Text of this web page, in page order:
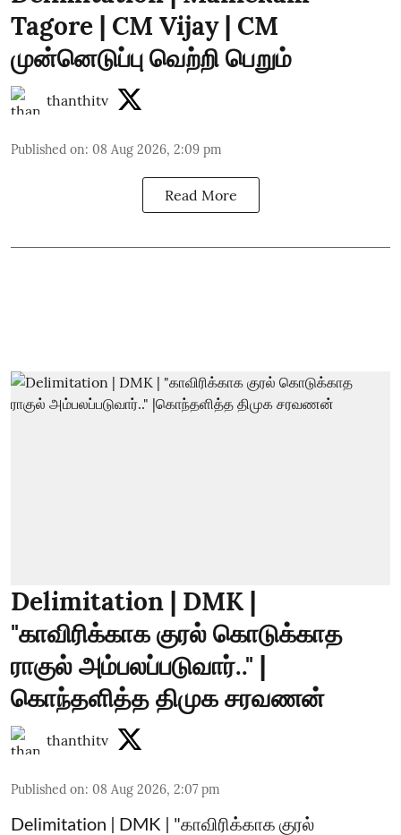
Tagore | CM Vijay | CM
முன்னெடுப்பு வெற்றி பெறும்
thanthitv
Published on: 08 Aug 2026, 2:09 pm
Read More
Delimitation | DMK |
"காவிரிக்காக குரல் கொடுக்காத
ராகுல் அம்பலப்படுவார்.." |
கொந்தளித்த திமுக சரவணன்
thanthitv
Published on: 08 Aug 2026, 2:07 pm
Delimitation | DMK | "காவிரிக்காக குரல்